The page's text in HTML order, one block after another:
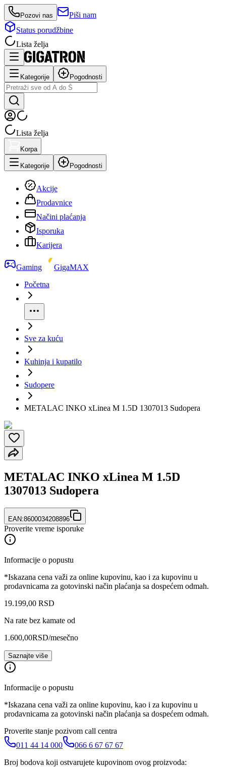
Pozovi nas
Piši nam
Status porudžbine
Lista želja
Kategorije Pogodnosti
Lista želja
Korpa
Kategorije Pogodnosti
Akcije
Prodavnice
Načini plaćanja
Isporuka
Karijera
Gaming
GigaMAX
Početna
Sve za kuću
Kuhinja i kupatilo
Sudopere
METALAC INKO xLinea M 1.5D 1307013 Sudopera
METALAC INKO xLinea M 1.5D
1307013 Sudopera
EAN:8600034208896
Proverite vreme isporuke
Informacije o popustu
*Iskazana cena važi za online kupovinu, kao i za kupovinu u
prodavnicama za gotovinski način plaćanja sa dospećem odmah.
19.199,00 RSD
Na rate bez kamate od
1.600,00RSD/mesečno
Saznajte više
Informacije o popustu
*Iskazana cena važi za online kupovinu, kao i za kupovinu u
prodavnicama za gotovinski način plaćanja sa dospećem odmah.
Proverite stanje pozivom call centra
011 44 14 000
066 6 67 67 67
Broj bodova koji ostvarujete kupovinom ovog proizvoda: